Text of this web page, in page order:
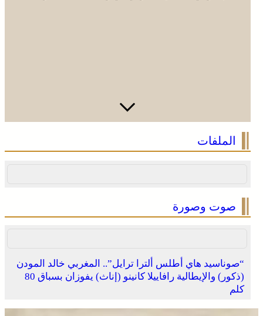
الملفات
صوت وصورة
“صوناسيد هاي أطلس ألترا ترايل”.. المغربي خالد المودن
(ذكور) والإيطالية رافاييلا كانينو (إناث) يفوزان بسباق 80
كلم